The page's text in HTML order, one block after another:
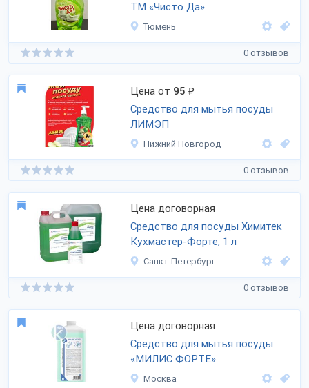
ТМ «Чисто Да»
Тюмень
0 отзывов
Цена от 95 ₽
Средство для мытья посуды
ЛИМЭП
Нижний Новгород
0 отзывов
Цена договорная
Средство для посуды Химитек
Кухмастер-Форте, 1 л
Санкт-Петербург
0 отзывов
Цена договорная
Средство для мытья посуды
«МИЛИС ФОРТЕ»
Москва